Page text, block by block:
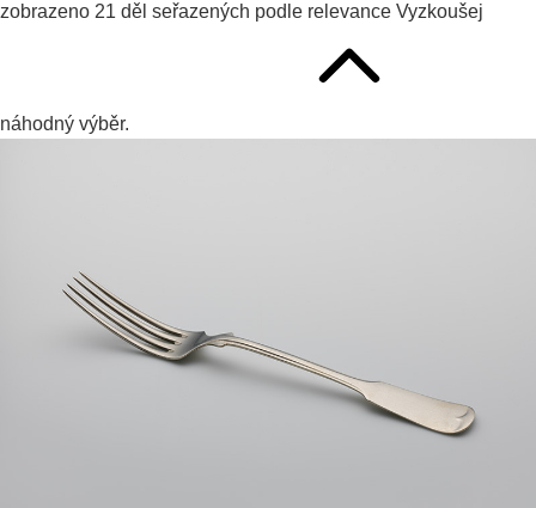
zobrazeno 21 děl seřazených podle relevance Vyzkoušej
náhodný výběr.